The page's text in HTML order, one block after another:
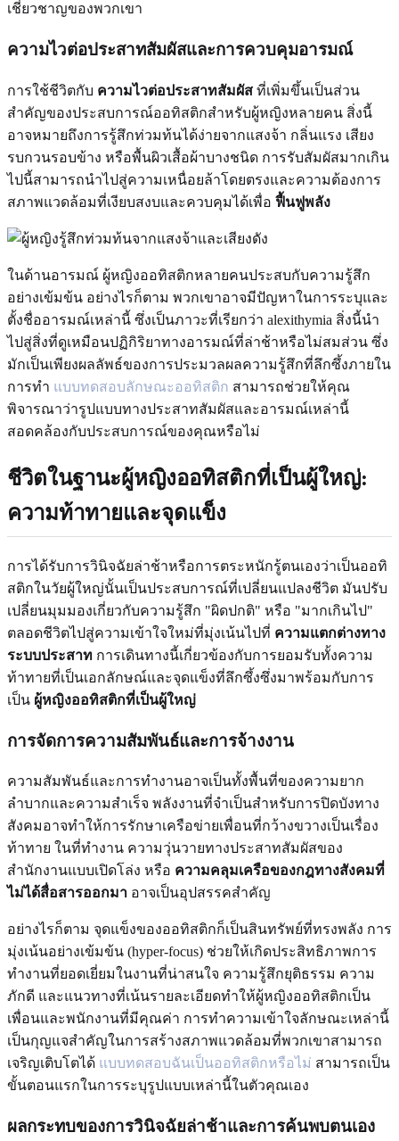
เชี่ยวชาญของพวกเขา
ความไวต่อประสาทสัมผัสและการควบคุมอารมณ์
การใช้ชีวิตกับ ความไวต่อประสาทสัมผัส ที่เพิ่มขึ้นเป็นส่วน
สำคัญของประสบการณ์ออทิสติกสำหรับผู้หญิงหลายคน สิ่งนี้
อาจหมายถึงการรู้สึกท่วมท้นได้ง่ายจากแสงจ้า กลิ่นแรง เสียง
รบกวนรอบข้าง หรือพื้นผิวเสื้อผ้าบางชนิด การรับสัมผัสมากเกิน
ไปนี้สามารถนำไปสู่ความเหนื่อยล้าโดยตรงและความต้องการ
สภาพแวดล้อมที่เงียบสงบและควบคุมได้เพื่อ ฟื้นฟูพลัง
ในด้านอารมณ์ ผู้หญิงออทิสติกหลายคนประสบกับความรู้สึก
อย่างเข้มข้น อย่างไรก็ตาม พวกเขาอาจมีปัญหาในการระบุและ
ตั้งชื่ออารมณ์เหล่านี้ ซึ่งเป็นภาวะที่เรียกว่า alexithymia สิ่งนี้นำ
ไปสู่สิ่งที่ดูเหมือนปฏิกิริยาทางอารมณ์ที่ล่าช้าหรือไม่สมส่วน ซึ่ง
มักเป็นเพียงผลลัพธ์ของการประมวลผลความรู้สึกที่ลึกซึ้งภายใน
การทำ แบบทดสอบลักษณะออทิสติก สามารถช่วยให้คุณ
พิจารณาว่ารูปแบบทางประสาทสัมผัสและอารมณ์เหล่านี้
สอดคล้องกับประสบการณ์ของคุณหรือไม่
ชีวิตในฐานะผู้หญิงออทิสติกที่เป็นผู้ใหญ่:
ความท้าทายและจุดแข็ง
การได้รับการวินิจฉัยล่าช้าหรือการตระหนักรู้ตนเองว่าเป็นออทิ
สติกในวัยผู้ใหญ่นั้นเป็นประสบการณ์ที่เปลี่ยนแปลงชีวิต มันปรับ
เปลี่ยนมุมมองเกี่ยวกับความรู้สึก "ผิดปกติ" หรือ "มากเกินไป"
ตลอดชีวิตไปสู่ความเข้าใจใหม่ที่มุ่งเน้นไปที่ ความแตกต่างทาง
ระบบประสาท การเดินทางนี้เกี่ยวข้องกับการยอมรับทั้งความ
ท้าทายที่เป็นเอกลักษณ์และจุดแข็งที่ลึกซึ้งซึ่งมาพร้อมกับการ
เป็น ผู้หญิงออทิสติกที่เป็นผู้ใหญ่
การจัดการความสัมพันธ์และการจ้างงาน
ความสัมพันธ์และการทำงานอาจเป็นทั้งพื้นที่ของความยาก
ลำบากและความสำเร็จ พลังงานที่จำเป็นสำหรับการปิดบังทาง
สังคมอาจทำให้การรักษาเครือข่ายเพื่อนที่กว้างขวางเป็นเรื่อง
ท้าทาย ในที่ทำงาน ความวุ่นวายทางประสาทสัมผัสของ
สำนักงานแบบเปิดโล่ง หรือ ความคลุมเครือของกฎทางสังคมที่
ไม่ได้สื่อสารออกมา อาจเป็นอุปสรรคสำคัญ
อย่างไรก็ตาม จุดแข็งของออทิสติกก็เป็นสินทรัพย์ที่ทรงพลัง การ
มุ่งเน้นอย่างเข้มข้น (hyper-focus) ช่วยให้เกิดประสิทธิภาพการ
ทำงานที่ยอดเยี่ยมในงานที่น่าสนใจ ความรู้สึกยุติธรรม ความ
ภักดี และแนวทางที่เน้นรายละเอียดทำให้ผู้หญิงออทิสติกเป็น
เพื่อนและพนักงานที่มีคุณค่า การทำความเข้าใจลักษณะเหล่านี้
เป็นกุญแจสำคัญในการสร้างสภาพแวดล้อมที่พวกเขาสามารถ
เจริญเติบโตได้ แบบทดสอบฉันเป็นออทิสติกหรือไม่ สามารถเป็น
ขั้นตอนแรกในการระบุรูปแบบเหล่านี้ในตัวคุณเอง
ผลกระทบของการวินิจฉัยล่าช้าและการค้นพบตนเอง